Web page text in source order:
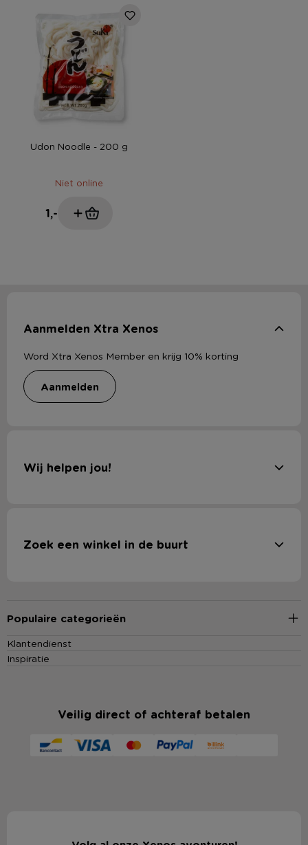
Udon Noodle - 200 g
Niet online
1,-
Aanmelden Xtra Xenos
Word Xtra Xenos Member en krijg 10% korting
aanmelden
Wij helpen jou!
Zoek een winkel in de buurt
Populaire categorieën
Klantendienst
Inspiratie
Veilig direct of achteraf betalen